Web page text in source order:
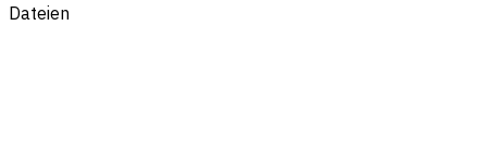
Dateien